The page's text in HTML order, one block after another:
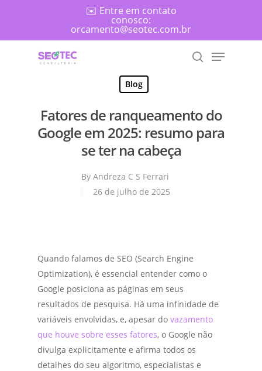
✉️ Entre em contato
conosco:
orcamento@seotec.com.br
Search
Menu
Blog
Fatores de ranqueamento do
Google em 2025: resumo para
se ter na cabeça
By Andreza C S Ferrari
26 de julho de 2025
Quando falamos de SEO (Search Engine
Optimization), é essencial entender como o
Google posiciona as páginas em seus
resultados de pesquisa. Há uma infinidade de
variáveis envolvidas, e, apesar do vazamento
que houve sobre esses fatores, o Google não
divulga explicitamente e afirma todos os
detalhes do seu algoritmo, especialistas e